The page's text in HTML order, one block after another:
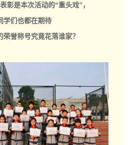
彰是本次活动的“重头戏”，
学们也都在期待
荣誉称号究竟花落谁家？